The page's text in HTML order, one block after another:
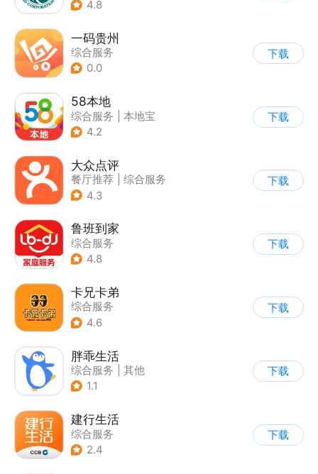
4.8
一码贵州
综合服务
0.0
下载
58本地
综合服务
本地宝
4.2
下载
大众点评
餐厅推荐
综合服务
4.3
下载
鲁班到家
综合服务
4.8
下载
卡兄卡弟
综合服务
4.6
下载
胖乖生活
综合服务
其他
1.1
下载
建行生活
综合服务
2.4
下载